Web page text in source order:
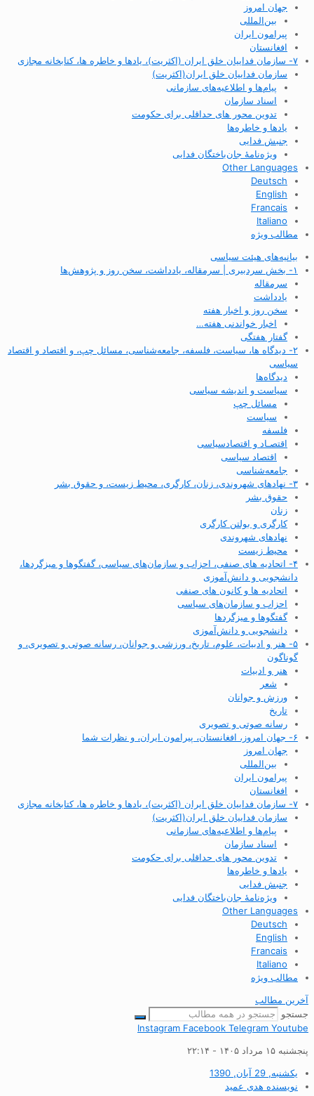
جهان امروز
بین‌المللی
پیرامون ایران
افغانستان
۷- سازمان فداییان خلق ایران (اکثریت)، یادها و خاطره ها، کتابخانه مجازی
سازمان فداییان خلق ایران(اکثریت)
پیام‌ها و اطلاعیه‌های سازمانی
اسناد سازمان
تدوین محور های حداقلی برای حکومت
یادها و خاطره‌ها
جنبش فدایی
ویژه‌نامهٔ جان‌باختگان فدایی
Other Languages
Deutsch
English
Francais
Italiano
مطالب ویژه
بیانیه‌های هیئت سیاسی
۱- بخش سردبیری | سرمقاله، یادداشت، سخن روز و پژوهش‌ها
سرمقاله
یادداشت
سخن روز و اخبار هفته
اخبار خواندنی هفته…
گفتار هفتگی
۲- دیدگاه ها، سیاست، فلسفه، جامعه‌شناسی، مسائل چپ، و اقتصاد و اقتصاد
سیاسی
دیدگاه‌ها
سیاست و اندیشه سیاسی
مسائل چپ
سیاست
فلسفه
اقتصـاد و اقتصاد‌سیاسی
اقتصاد سیاسی
جامعه‌شناسی
۳- نهادهای شهروندی، زنان، کارگری، محیط زیست، و حقوق بشر
حقوق بشر
زنان
کارگری و بولتن کارگری
نهادهای شهروندی
محیط زیست
۴- اتحادیه های صنفی، احزاب و سازمان‌های سیاسی، گفتگوها و میزگردها،
دانشجویی و دانش‌آموزی
اتحادیه ها و کانون های صنفی
احزاب و سازمان‌های سیاسی
گفتگوها و میزگردها
دانشجویی و دانش‌آموزی
۵- هنر و ادبیات، علوم، تاریخ، ورزشی و جوانان، رسانه صوتی و تصویری، و
گوناگون
هنر و ادبیات
شعر
ورزش و جوانان
تاریخ
رسانه صوتی و تصویری
۶- جهان امروز، افغانستان، پیرامون ایران، و نظرات شما
جهان امروز
بین‌المللی
پیرامون ایران
افغانستان
۷- سازمان فداییان خلق ایران (اکثریت)، یادها و خاطره ها، کتابخانه مجازی
سازمان فداییان خلق ایران(اکثریت)
پیام‌ها و اطلاعیه‌های سازمانی
اسناد سازمان
تدوین محور های حداقلی برای حکومت
یادها و خاطره‌ها
جنبش فدایی
ویژه‌نامهٔ جان‌باختگان فدایی
Other Languages
Deutsch
English
Francais
Italiano
مطالب ویژه
آخرین مطالب
جستجو
Instagram Facebook Telegram Youtube
پنجشنبه ۱۵ مرداد ۱۴۰۵ - ۲۲:۱۴
یکشنبه, 29 آبان, 1390
نویسنده هدی عمید